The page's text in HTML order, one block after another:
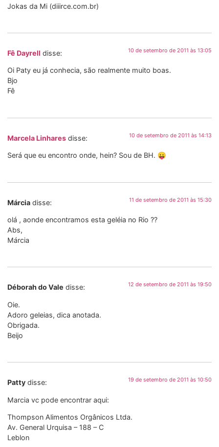
Jokas da Mi (diiirce.com.br)
Fê Dayrell disse: 10 de setembro de 2011 às 13:05
Oi Paty eu já conhecia, são realmente muito boas.
Bjo
Fê
Marcela Linhares disse: 10 de setembro de 2011 às 14:13
Será que eu encontro onde, hein? Sou de BH. 😛
Márcia disse: 11 de setembro de 2011 às 15:30
olá , aonde encontramos esta geléia no Rio ??
Abs,
Márcia
Déborah do Vale disse: 12 de setembro de 2011 às 19:50
Oie.
Adoro geleias, dica anotada.
Obrigada.
Beijo
Patty disse: 19 de setembro de 2011 às 10:50
Marcia vc pode encontrar aqui:
Thompson Alimentos Orgânicos Ltda.
Av. General Urquisa – 188 – C
Leblon